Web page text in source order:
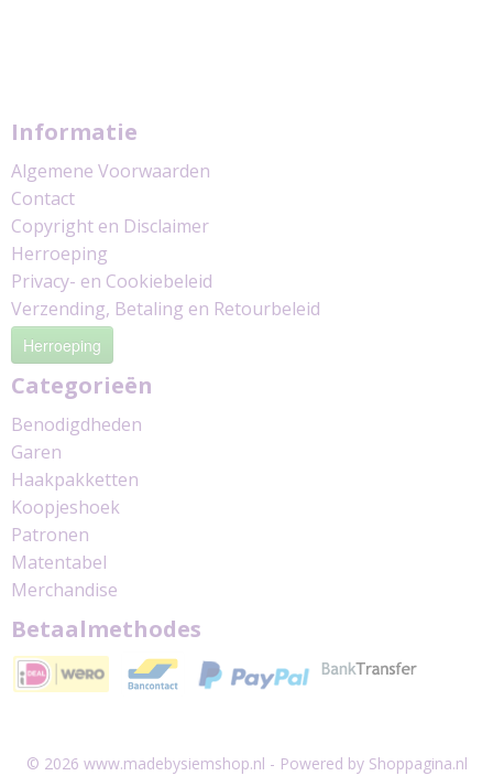
Informatie
Algemene Voorwaarden
Contact
Copyright en Disclaimer
Herroeping
Privacy- en Cookiebeleid
Verzending, Betaling en Retourbeleid
Herroeping
Categorieën
Benodigdheden
Garen
Haakpakketten
Koopjeshoek
Patronen
Matentabel
Merchandise
Betaalmethodes
© 2026 www.madebysiemshop.nl - Powered by Shoppagina.nl